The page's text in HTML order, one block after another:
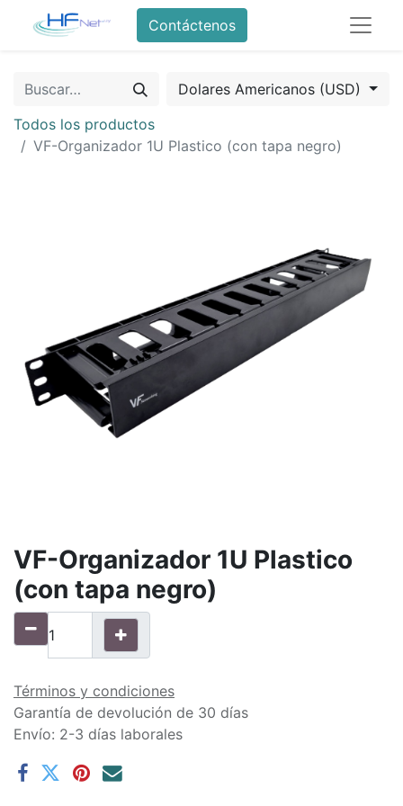
Contáctenos
Dolares Americanos (USD)
Todos los productos
VF-Organizador 1U Plastico (con tapa negro)
VF-Organizador 1U Plastico
(con tapa negro)
Términos y condiciones
Garantía de devolución de 30 días
Envío: 2-3 días laborales